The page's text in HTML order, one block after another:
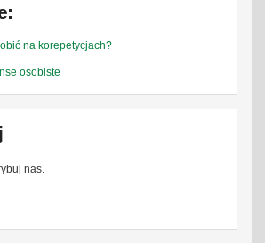
na korepetycjach?
osobiste
nas.